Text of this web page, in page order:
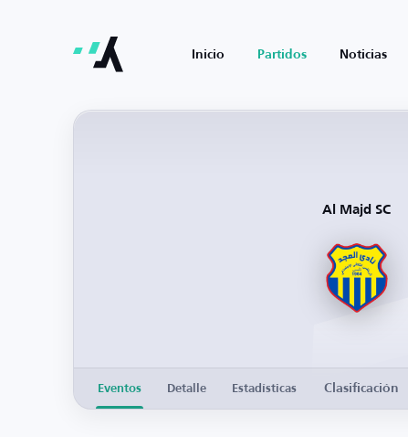
Inicio Partidos Noticias
Al Majd SC
Eventos Detalle Estadísticas Clasificación